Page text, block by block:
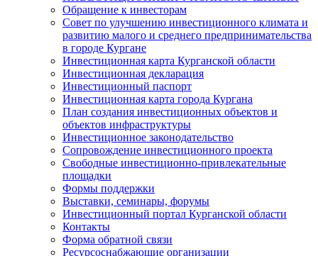
Обращение к инвесторам
Совет по улучшению инвестиционного климата и
развитию малого и среднего предпринимательства
в городе Кургане
Инвестиционная карта Курганской области
Инвестиционная декларация
Инвестиционный паспорт
Инвестиционная карта города Кургана
План создания инвестиционных объектов и
объектов инфраструктуры
Инвестиционное законодательство
Сопровождение инвестиционного проекта
Свободные инвестиционно-привлекательные
площадки
Формы поддержки
Выставки, семинары, форумы
Инвестиционный портал Курганской области
Контакты
Форма обратной связи
Ресурсоснабжающие организации